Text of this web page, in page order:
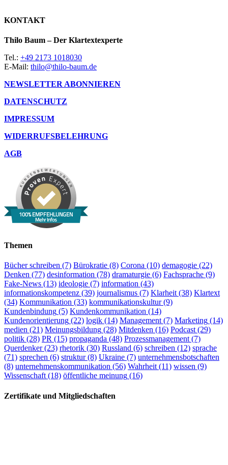
KONTAKT
Thilo Baum – Der Klartextexperte
Tel.: +49 2173 1018030
E-Mail: thilo@thilo-baum.de
NEWSLETTER ABONNIEREN
DATENSCHUTZ
IMPRESSUM
WIDERRUFSBELEHRUNG
AGB
100% EMPFEHLUNGEN
Mehr Infos
Themen
Bücher schreiben (7) Bürokratie (8) Corona (10) demagogie (22)
Denken (77) desinformation (78) dramaturgie (6) Fachsprache (9)
Fake-News (13) ideologie (7) information (43)
informationskompetenz (39) journalismus (7) Klarheit(38) Klartext
(34) Kommunikation (33) kommunikationskultur(9)
Kundenbindung (5) Kundenkommunikation (14)
Kundenorientierung (22) logik (14) Management(7) Marketing (14)
medien (21) Meinungsbildung (28) Mitdenken (16) Podcast(29)
politik (28) PR (15) propaganda (48) Prozessmanagement(7)
Querdenker(23) rhetorik (30) Russland (6) schreiben (12) sprache
(71) sprechen (6) struktur(8) Ukraine (7) unternehmensbotschaften
(8) unternehmenskommunikation (56) Wahrheit(11) wissen (9)
Wissenschaft(18) öffentliche meinung (16)
Zertifikate und Mitgliedschaften